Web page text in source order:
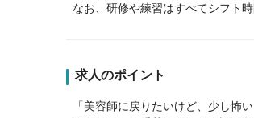
なお、研修や練習はすべてシフト時
求人のポイント
「美容師に戻りたいけど、少し怖